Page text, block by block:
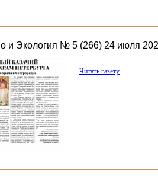
и Экология № 5 (266) 24 июля
Читать газету